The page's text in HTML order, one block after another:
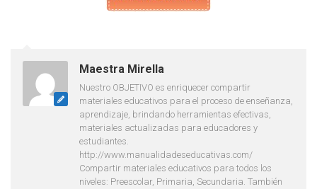
Maestra Mirella
Nuestro OBJETIVO es enriquecer compartir
materiales educativos para el proceso de enseñanza,
aprendizaje, brindando herramientas efectivas,
materiales actualizadas para educadores y
estudiantes.
http://www.manualidadeseducativas.com/
Compartir materiales educativos para todos los
niveles: Preescolar, Primaria, Secundaria. También